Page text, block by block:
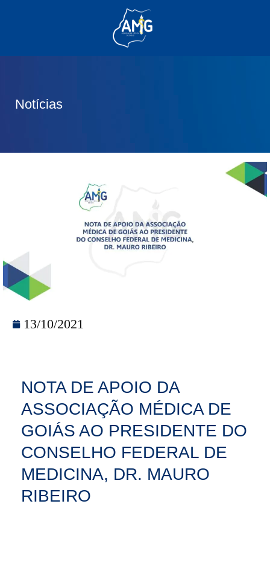
Notícias
13/10/2021
NOTA DE APOIO DA
ASSOCIAÇÃO MÉDICA DE
GOIÁS AO PRESIDENTE DO
CONSELHO FEDERAL DE
MEDICINA, DR. MAURO
RIBEIRO